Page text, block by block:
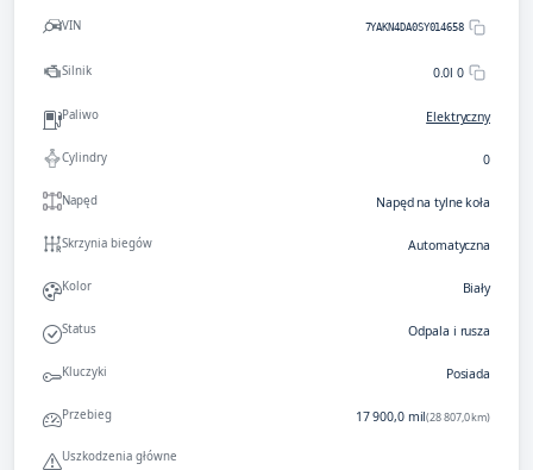
VIN 7YAKN4DA0SY014658
Silnik 0.0l 0
Paliwo Elektryczny
Cylindry 0
Napęd Napęd na tylne koła
Skrzynia biegów Automatyczna
Kolor Biały
Status Odpala i rusza
Kluczyki Posiada
Przebieg 17 900,0 mil(28 807,0 km)
Uszkodzenia główne